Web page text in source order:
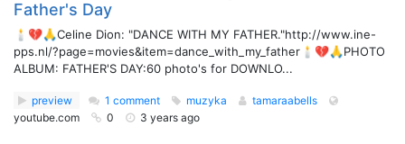
Father's Day
🕯️💔🙏Celine Dion: "DANCE WITH MY FATHER."http://www.ine-
pps.nl/?page=movies&item=dance_with_my_father🕯️💔🙏PHOTO
ALBUM: FATHER'S DAY:60 photo's for DOWNLO...
preview 1 comment muzyka
tamaraabells
youtube.com
0 3 years ago